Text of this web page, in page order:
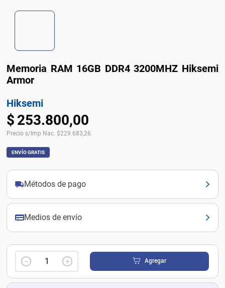
Memoria RAM 16GB DDR4 3200MHZ Hiksemi
Armor
Hiksemi
$ 253.800,00
Precio s/Imp Nac. $229.683,26
ENVÍO GRATIS
Métodos de pago
Medios de envío
＋
－ Agregar